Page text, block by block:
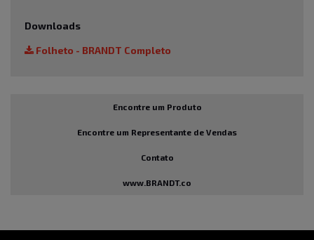
Downloads
Folheto - BRANDT Completo
Encontre um Produto
Encontre um Representante de Vendas
Contato
www.BRANDT.co